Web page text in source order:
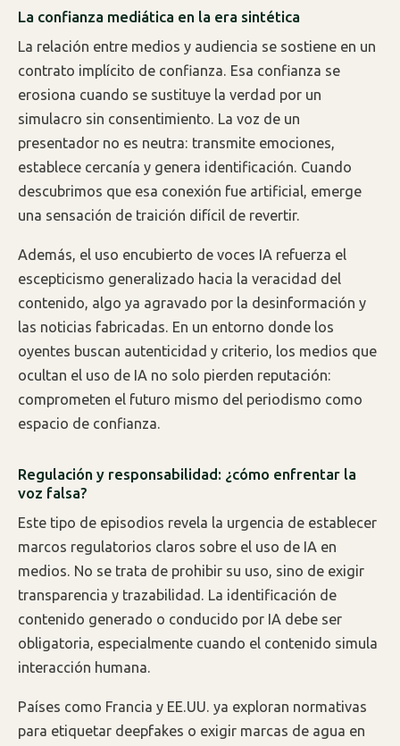
La confianza mediática en la era sintética
La relación entre medios y audiencia se sostiene en un
contrato implícito de confianza. Esa confianza se
erosiona cuando se sustituye la verdad por un
simulacro sin consentimiento. La voz de un
presentador no es neutra: transmite emociones,
establece cercanía y genera identificación. Cuando
descubrimos que esa conexión fue artificial, emerge
una sensación de traición difícil de revertir.
Además, el uso encubierto de voces IA refuerza el
escepticismo generalizado hacia la veracidad del
contenido, algo ya agravado por la desinformación y
las noticias fabricadas. En un entorno donde los
oyentes buscan autenticidad y criterio, los medios que
ocultan el uso de IA no solo pierden reputación:
comprometen el futuro mismo del periodismo como
espacio de confianza.
Regulación y responsabilidad: ¿cómo enfrentar la
voz falsa?
Este tipo de episodios revela la urgencia de establecer
marcos regulatorios claros sobre el uso de IA en
medios. No se trata de prohibir su uso, sino de exigir
transparencia y trazabilidad. La identificación de
contenido generado o conducido por IA debe ser
obligatoria, especialmente cuando el contenido simula
interacción humana.
Países como Francia y EE.UU. ya exploran normativas
para etiquetar deepfakes o exigir marcas de agua en